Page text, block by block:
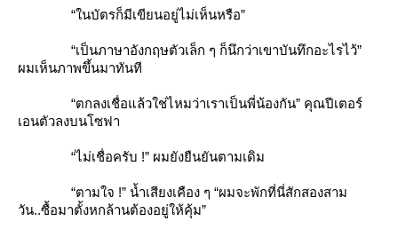
“ในบัตรก็มีเขียนอยู่ไม่เห็นหรือ”
“เป็นภาษาอังกฤษตัวเล็ก ๆ ก็นึกว่าเขาบันทึกอะไรไว้”
ผมเห็นภาพขึ้นมาทันที
“ตกลงเชื่อแล้วใช่ไหมว่าเราเป็นพี่น้องกัน” คุณปีเตอร์
เอนตัวลงบนโซฟา
“ไม่เชื่อครับ !” ผมยังยืนยันตามเดิม
“ตามใจ !” น้ำเสียงเคือง ๆ “ผมจะพักที่นี่สักสองสาม
วัน..ซื้อมาตั้งหกล้านต้องอยู่ให้คุ้ม”